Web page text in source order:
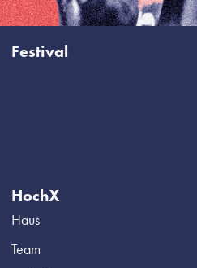
Festival
HochX
Haus
Team